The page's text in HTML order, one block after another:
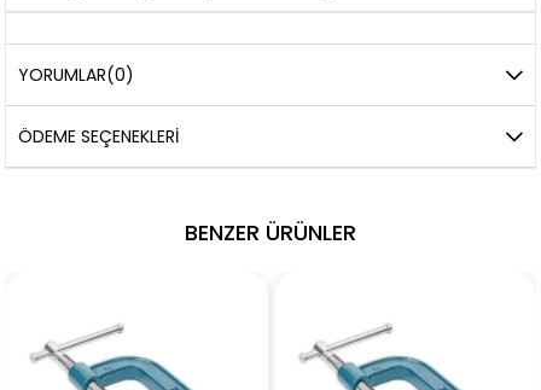
YORUMLAR(0)
ÖDEME SEÇENEKLERI
BENZER ÜRÜNLER